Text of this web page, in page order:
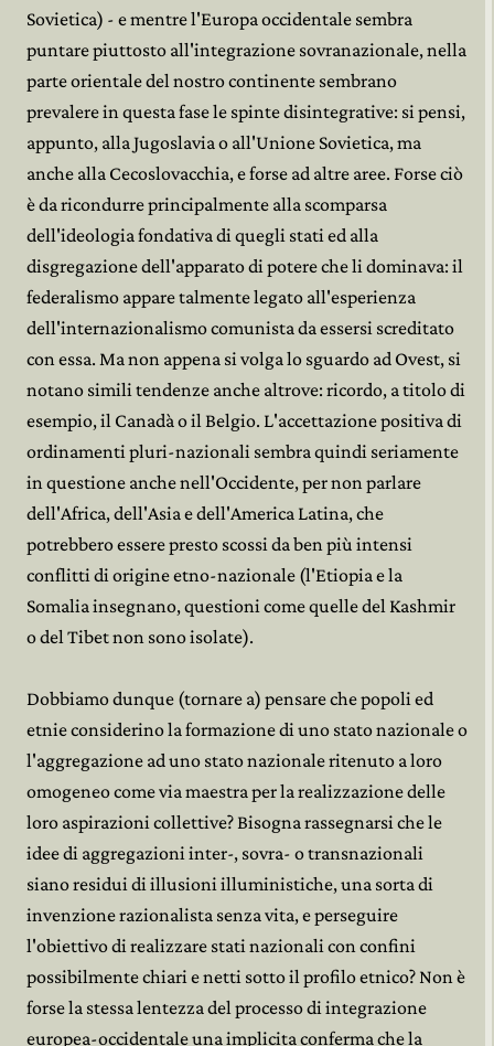
Sovietica) - e mentre l'Europa occidentale sembra
puntare piuttosto all'integrazione sovranazionale, nella
parte orientale del nostro continente sembrano
prevalere in questa fase le spinte disintegrative: si pensi,
appunto, alla Jugoslavia o all'Unione Sovietica, ma
anche alla Cecoslovacchia, e forse ad altre aree. Forse ciò
è da ricondurre principalmente alla scomparsa
dell'ideologia fondativa di quegli stati ed alla
disgregazione dell'apparato di potere che li dominava: il
federalismo appare talmente legato all'esperienza
dell'internazionalismo comunista da essersi screditato
con essa. Ma non appena si volga lo sguardo ad Ovest, si
notano simili tendenze anche altrove: ricordo, a titolo di
esempio, il Canadà o il Belgio. L'accettazione positiva di
ordinamenti pluri-nazionali sembra quindi seriamente
in questione anche nell'Occidente, per non parlare
dell'Africa, dell'Asia e dell'America Latina, che
potrebbero essere presto scossi da ben più intensi
conflitti di origine etno-nazionale (l'Etiopia e la
Somalia insegnano, questioni come quelle del Kashmir
o del Tibet non sono isolate).
Dobbiamo dunque (tornare a) pensare che popoli ed
etnie considerino la formazione di uno stato nazionale o
l'aggregazione ad uno stato nazionale ritenuto a loro
omogeneo come via maestra per la realizzazione delle
loro aspirazioni collettive? Bisogna rassegnarsi che le
idee di aggregazioni inter-, sovra- o transnazionali
siano residui di illusioni illuministiche, una sorta di
invenzione razionalista senza vita, e perseguire
l'obiettivo di realizzare stati nazionali con confini
possibilmente chiari e netti sotto il profilo etnico? Non è
forse la stessa lentezza del processo di integrazione
europea-occidentale una implicita conferma che la